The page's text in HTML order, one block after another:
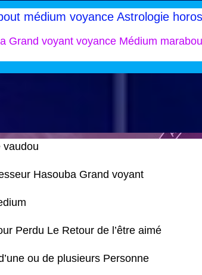
médium voyance Astrologie
Grand voyant voyance Médium
vaudou
Hasouba Grand voyant
Perdu Le Retour de l’être aimé
ou de plusieurs Personne